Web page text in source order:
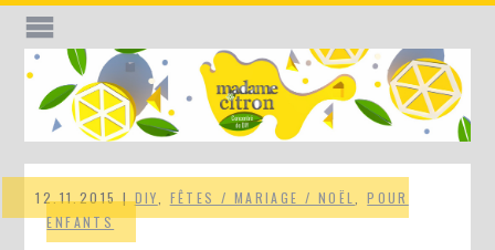
12.11.2015 |DIY FÊTES / MARIAGE / NOËL ,POUR
ENFANTS